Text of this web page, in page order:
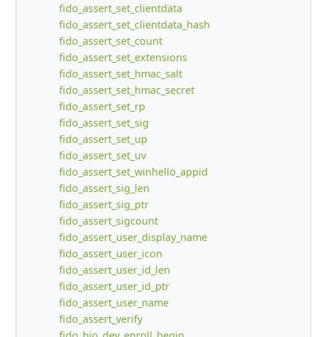
fido_assert_set_clientdata
fido_assert_set_clientdata_hash
fido_assert_set_count
fido_assert_set_extensions
fido_assert_set_hmac_salt
fido_assert_set_hmac_secret
fido_assert_set_rp
fido_assert_set_sig
fido_assert_set_up
fido_assert_set_uv
fido_assert_set_winhello_appid
fido_assert_sig_len
fido_assert_sig_ptr
fido_assert_sigcount
fido_assert_user_display_name
fido_assert_user_icon
fido_assert_user_id_len
fido_assert_user_id_ptr
fido_assert_user_name
fido_assert_verify